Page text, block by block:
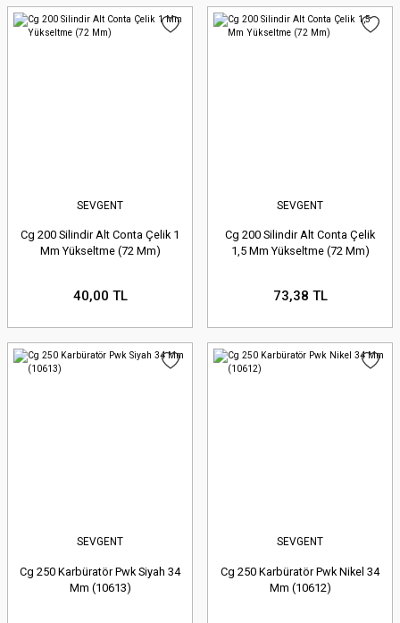
SEVGENT
Cg 200 Silindir Alt Conta Çelik 1
Mm Yükseltme (72 Mm)
40,00 TL
SEVGENT
Cg 200 Silindir Alt Conta Çelik
1,5 Mm Yükseltme (72 Mm)
73,38 TL
SEVGENT
Cg 250 Karbüratör Pwk Siyah 34
Mm (10613)
SEVGENT
Cg 250 Karbüratör Pwk Nikel 34
Mm (10612)